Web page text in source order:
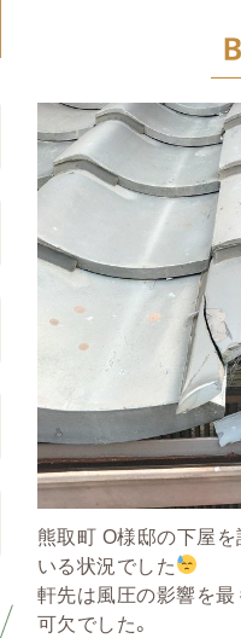
熊取町 O様邸の下屋
いる状況でした
軒先は風圧の影響を
可欠でした。